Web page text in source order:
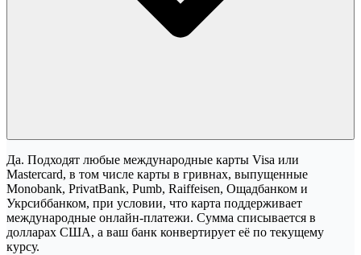
Да. Подходят любые международные карты Visa или
Mastercard, в том числе карты в гривнах, выпущенные
Monobank, PrivatBank, Pumb, Raiffeisen, Ощадбанком и
Укрсиббанком, при условии, что карта поддерживает
международные онлайн-платежи. Сумма списывается в
долларах США, а ваш банк конвертирует её по текущему
курсу.